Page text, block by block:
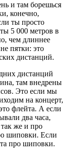
и там борешься
конечно,
ты просто
5 000 метров в
чем длиннее
пятки: это
дистанций.
дистанций
там внедрены
Это если мы
на концерт,
флейта. А если
два часа,
же и про
шиповки. Если
про шиповки.